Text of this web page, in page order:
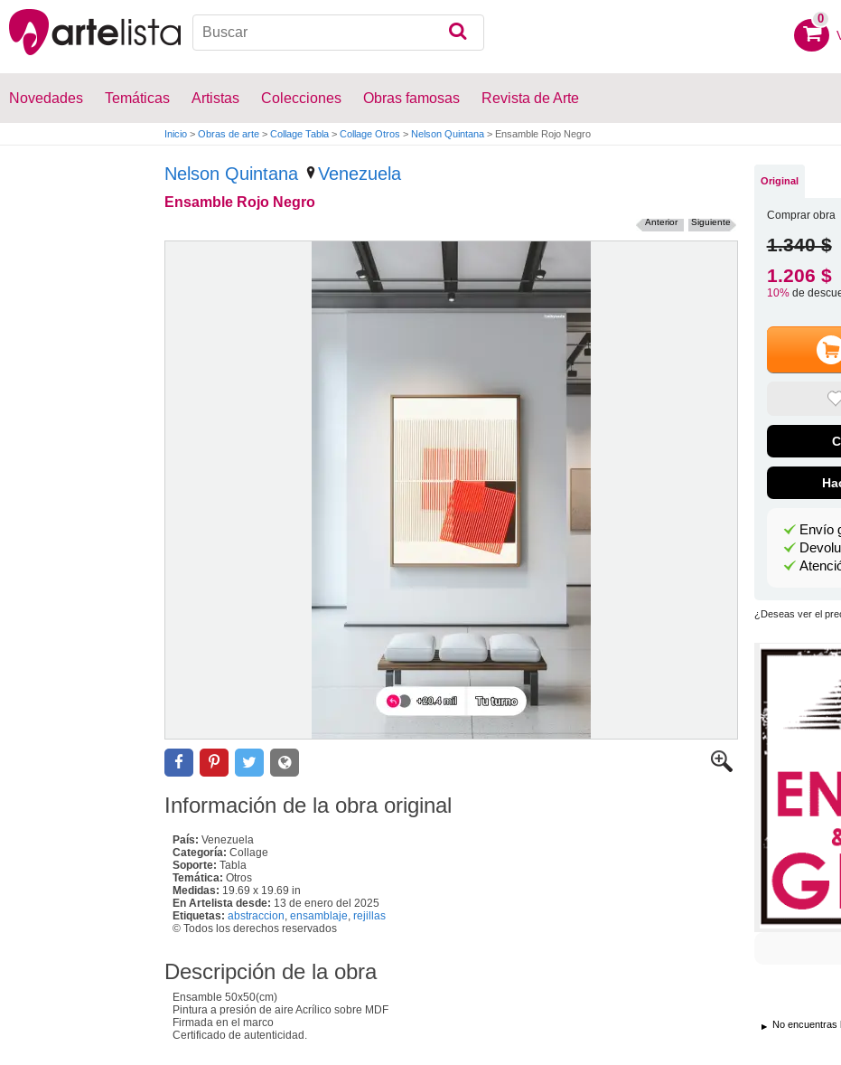
0
Novedades Temáticas Artistas Colecciones Obras famosas Revista de Arte
Inicio > Obras de arte > Collage Tabla > Collage Otros > Nelson Quintana > Ensamble Rojo Negro
Nelson Quintana Venezuela
Ensamble Rojo Negro
Siguiente
Anterior
Información de la obra original
País: Venezuela
Categoría: Collage
Soporte: Tabla
Temática: Otros
Medidas: 19.69 x 19.69 in
En Artelista desde: 13 de enero del 2025
Etiquetas: abstraccion ensamblaje rejillas
© Todos los derechos reservados
Descripción de la obra
Ensamble 50x50(cm)
Pintura a presión de aire Acrílico sobre MDF
Firmada en el marco
Certificado de autenticidad.
Original
Comprar obra
1.340 $
1.206 $
10%de
Envío
¿Deseas ver el
No encuentras